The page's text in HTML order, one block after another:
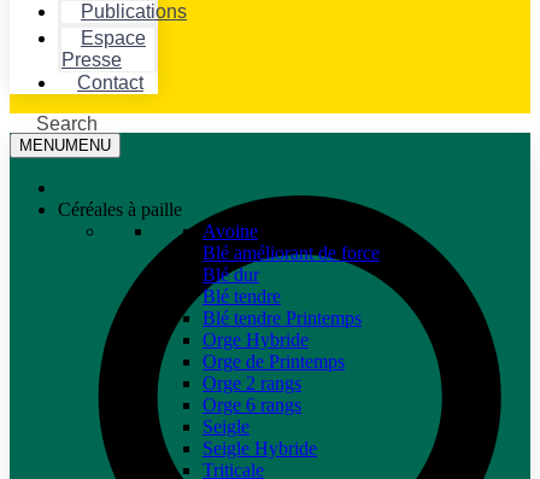
Publications
Espace
Presse
Contact
Search
MENUMENU
Céréales à paille
Avoine
Blé améliorant de force
Blé dur
Blé tendre
Blé tendre Printemps
Orge Hybride
Orge de Printemps
Orge 2 rangs
Orge 6 rangs
Seigle
Seigle Hybride
Triticale